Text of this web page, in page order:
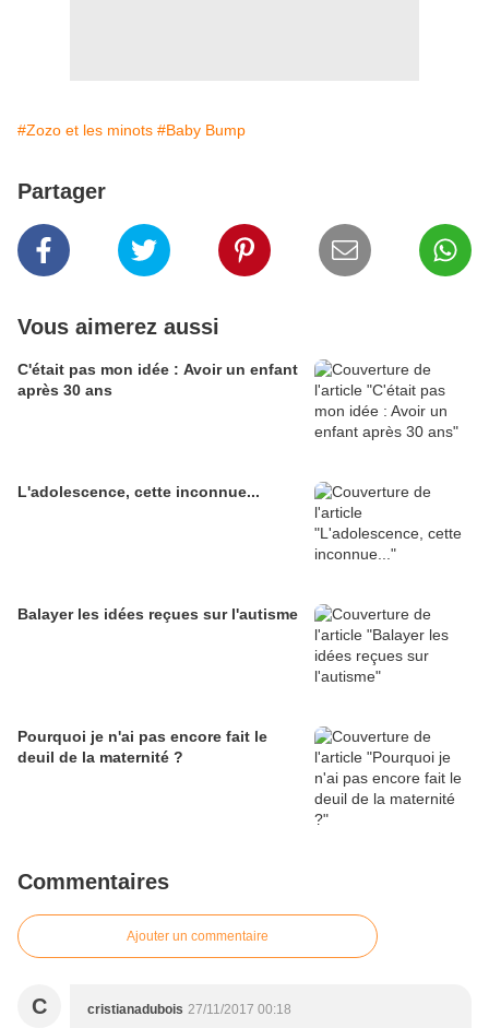
#Zozo et les minots #Baby Bump
Partager
Vous aimerez aussi
C'était pas mon idée : Avoir un enfant
après 30 ans
L'adolescence, cette inconnue...
Balayer les idées reçues sur l'autisme
Pourquoi je n'ai pas encore fait le
deuil de la maternité ?
Commentaires
Ajouter un commentaire
C cristianadubois 27/11/2017 00:18